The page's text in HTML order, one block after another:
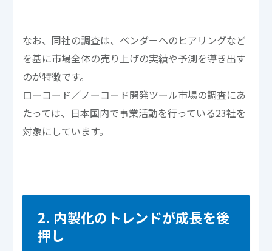
なお、同社の調査は、ベンダーへのヒアリングなど
を基に市場全体の売り上げの実績や予測を導き出す
のが特徴です。
ローコード／ノーコード開発ツール市場の調査にあ
たっては、日本国内で事業活動を行っている23社を
対象にしています。
2. 内製化のトレンドが成長を後
押し